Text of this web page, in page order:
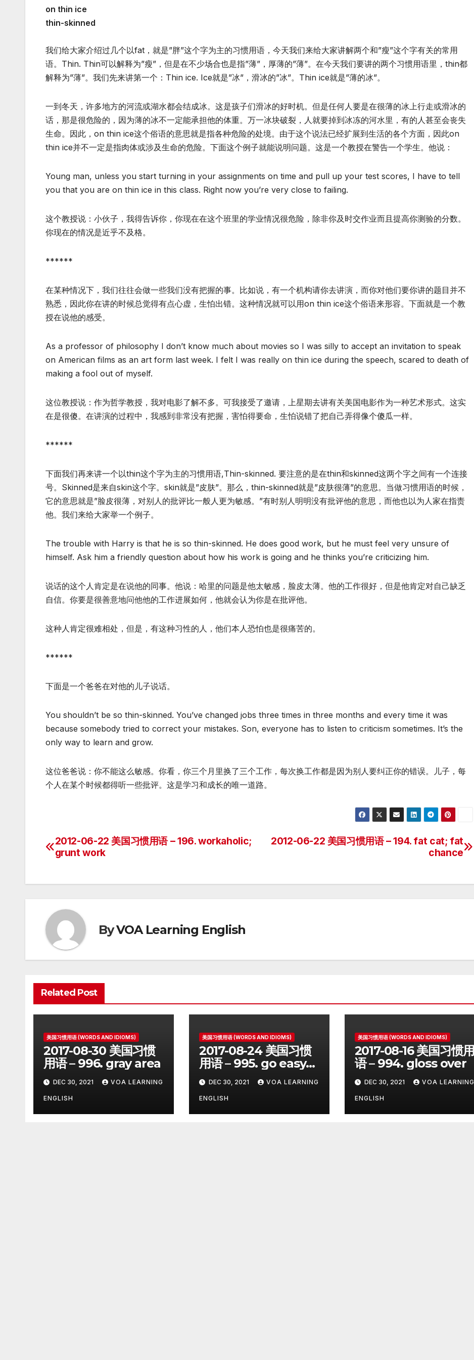
on thin ice
thin-skinned
我们给大家介绍过几个以fat，就是”胖”这个字为主的习惯用语，今天我们来给大家讲解两个和”瘦”这个字有关的常用
语。Thin. Thin可以解释为”瘦”，但是在不少场合也是指”薄”，厚薄的”薄”。在今天我们要讲的两个习惯用语里，thin都
解释为”薄”。我们先来讲第一个：Thin ice. Ice就是”冰”，滑冰的”冰”。Thin ice就是”薄的冰”。
一到冬天，许多地方的河流或湖水都会结成冰。这是孩子们滑冰的好时机。但是任何人要是在很薄的冰上行走或滑冰的
话，那是很危险的，因为薄的冰不一定能承担他的体重。万一冰块破裂，人就要掉到冰冻的河水里，有的人甚至会丧失
生命。因此，on thin ice这个俗语的意思就是指各种危险的处境。由于这个说法已经扩展到生活的各个方面，因此on
thin ice并不一定是指肉体或涉及生命的危险。下面这个例子就能说明问题。这是一个教授在警告一个学生。他说：
Young man, unless you start turning in your assignments on time and pull up your test scores, I have to tell
you that you are on thin ice in this class. Right now you’re very close to failing.
这个教授说：小伙子，我得告诉你，你现在在这个班里的学业情况很危险，除非你及时交作业而且提高你测验的分数。
你现在的情况是近乎不及格。
******
在某种情况下，我们往往会做一些我们没有把握的事。比如说，有一个机构请你去讲演，而你对他们要你讲的题目并不
熟悉，因此你在讲的时候总觉得有点心虚，生怕出错。这种情况就可以用on thin ice这个俗语来形容。下面就是一个教
授在说他的感受。
As a professor of philosophy I don’t know much about movies so I was silly to accept an invitation to speak
on American films as an art form last week. I felt I was really on thin ice during the speech, scared to death of
making a fool out of myself.
这位教授说：作为哲学教授，我对电影了解不多。可我接受了邀请，上星期去讲有关美国电影作为一种艺术形式。这实
在是很傻。在讲演的过程中，我感到非常没有把握，害怕得要命，生怕说错了把自己弄得像个傻瓜一样。
******
下面我们再来讲一个以thin这个字为主的习惯用语,Thin-skinned. 要注意的是在thin和skinned这两个字之间有一个连接
号。Skinned是来自skin这个字。skin就是”皮肤”。那么，thin-skinned就是”皮肤很薄”的意思。当做习惯用语的时候，
它的意思就是”脸皮很薄，对别人的批评比一般人更为敏感。”有时别人明明没有批评他的意思，而他也以为人家在指责
他。我们来给大家举一个例子。
The trouble with Harry is that he is so thin-skinned. He does good work, but he must feel very unsure of
himself. Ask him a friendly question about how his work is going and he thinks you’re criticizing him.
说话的这个人肯定是在说他的同事。他说：哈里的问题是他太敏感，脸皮太薄。他的工作很好，但是他肯定对自己缺乏
自信。你要是很善意地问他他的工作进展如何，他就会认为你是在批评他。
这种人肯定很难相处，但是，有这种习性的人，他们本人恐怕也是很痛苦的。
******
下面是一个爸爸在对他的儿子说话。
You shouldn’t be so thin-skinned. You’ve changed jobs three times in three months and every time it was
because somebody tried to correct your mistakes. Son, everyone has to listen to criticism sometimes. It’s the
only way to learn and grow.
这位爸爸说：你不能这么敏感。你看，你三个月里换了三个工作，每次换工作都是因为别人要纠正你的错误。儿子，每
个人在某个时候都得听一些批评。这是学习和成长的唯一道路。
Post
2012-06-22 美国习惯用语 – 194. fat cat; fat
chance
2012-06-22 美国习惯用语 – 196. workaholic;
grunt work
ByVOA Learning English
Related Post
美国习惯用语 (WORDS AND IDIOMS)
2017-08-30 美国习惯
用语 – 996. gray area
DEC 30, 2021 VOA LEARNING
ENGLISH
美国习惯用语 (WORDS AND IDIOMS)
2017-08-24 美国习惯
用语 – 995. go easy
onDEC 30, 2021 VOA LEARNING
ENGLISH
美国习惯用语 (WORDS AND IDIOMS)
2017-08-16 美国习惯用
语 – 994. gloss over
DEC 30, 2021 VOA LEARNING
ENGLISH